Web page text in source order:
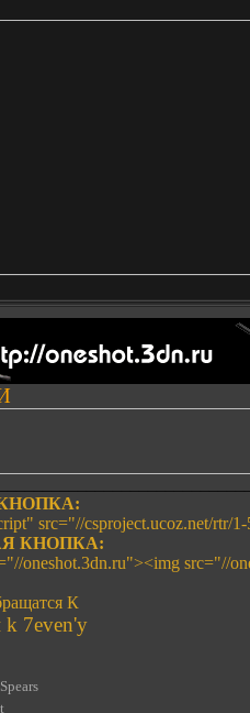
src="//csproject.ucoz.net/rtr/
КНОПКА:
oneshot.3dn.ru"><img src="//
К
k 7even'y